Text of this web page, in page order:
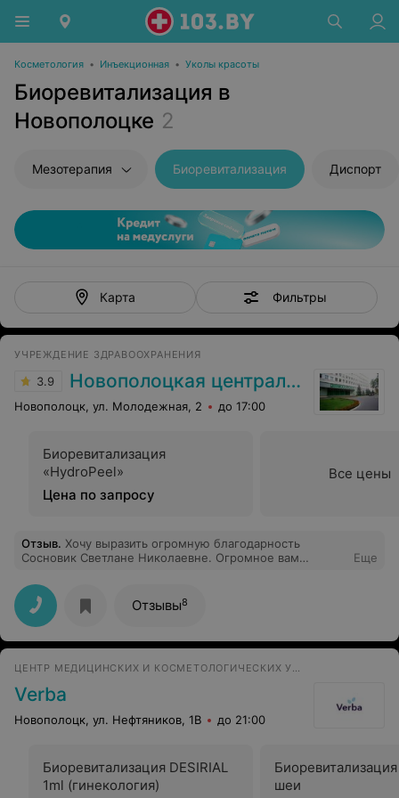
Косметология • Инъекционная • Уколы красоты
Биоревитализация в
Новополоцке 2
Мезотерапия Биоревитализация Диспорт
Карта Фильтры
УЧРЕЖДЕНИЕ ЗДРАВООХРАНЕНИЯ
3.9 Новополоцкая центральная городская больница
Новополоцк, ул. Молодежная, 2 до 17:00
Биоревитализация
«HydroPeel»
Цена по запросу
Все цены
Отзыв. Хочу выразить огромную благодарность
Сосновик Светлане Николаевне. Огромное вам
Еще
Отзывы8
ЦЕНТР МЕДИЦИНСКИХ И КОСМЕТОЛОГИЧЕСКИХ УСЛУГ
Verba
Новополоцк, ул. Нефтяников, 1В до 21:00
Биоревитализация DESIRIAL
1ml (гинекология)
шеи